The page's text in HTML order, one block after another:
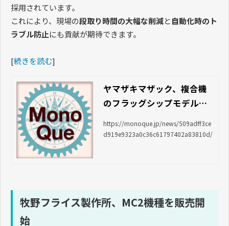
採用されています。
これにより、現場の段取り時間の大幅な削減と自動化時のト
ラブル防止にも貢献が期待できます。
[続きを読む]
ヤマザキマザック、複合機
のフラッグシップモデル｜
クエ＞
https://monoque.jp/news/509adff3ce
d919e9323a0c36c61797402a83810d/
牧野フライス製作所、MC2機種を販売開
始